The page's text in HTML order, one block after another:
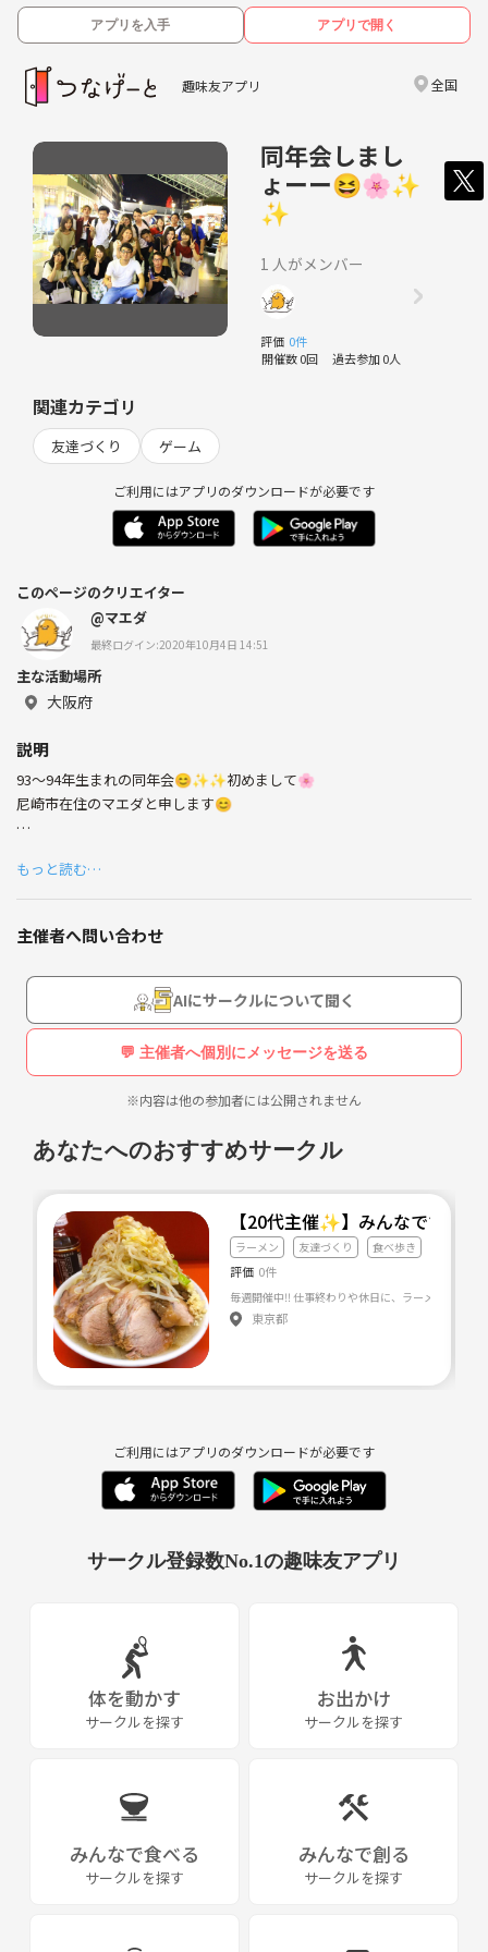
アプリを入手 アプリで開く
趣味友アプリ 全国
同年会しまし
ょーー😆🌸✨
✨
1 人がメンバー
評価 0件
開催数 0回 過去参加 0人
関連カテゴリ
友達づくり ゲーム
ご利用にはアプリのダウンロードが必要です
このページのクリエイター
@マエダ
最終ログイン:2020年10月4日 14:51
主な活動場所
大阪府
説明
93〜94年生まれの同年会😊✨✨初めまして🌸
尼崎市在住のマエダと申します😊
1993年4月〜1994年3月生まれの同い年の友達がもっと欲しい‼️
という事で、この年生まれの方同年会しませんか？？😊✨
時間帯は、仕事後にでも参加して頂けるように19時や20時あたりを想定
してます✨
場所は大阪です😊🌸
友達作りをしたい方は男女関わらずぜひぜひいらして下さい🌸
私が女性なので、女性の方も安心していらしてくださいね😊🌻
興味ある方は、お気軽にメッセージ下さい( ´ ▽ ` )ﾉ
もっと読む…
主催者へ問い合わせ
AIにサークルについて聞く
💬 主催者へ個別にメッセージを送る
※内容は他の参加者には公開されません
あなたへのおすすめサークル
【20代主催✨】みんなですす
ラーメン 友達づくり 食べ歩き
評価 0件
東京都
ご利用にはアプリのダウンロードが必要です
サークル登録数No.1の趣味友アプリ
体を動かす
サークルを探す
お出かけ
サークルを探す
みんなで食べる
サークルを探す
みんなで創る
サークルを探す